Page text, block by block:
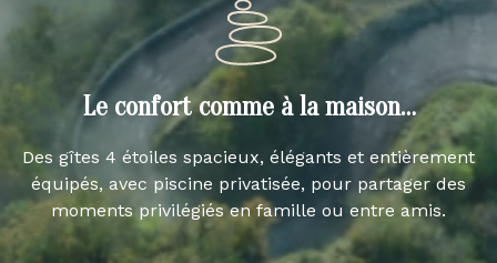
Le confort comme à la maison…
Des gîtes 4 étoiles spacieux, élégants et entièrement
équipés, avec piscine privatisée, pour partager des
moments privilégiés en famille ou entre amis.